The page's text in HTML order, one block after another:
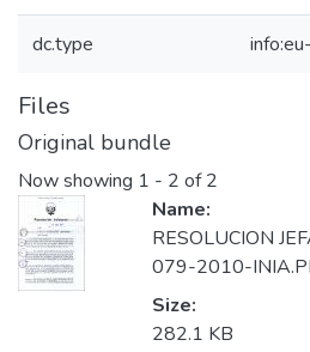
dc.type
Files
Original bundle
Now showing 1 - 2 of 2
Name:
RESOLUCION
079-2010-
Size:
282.1 KB